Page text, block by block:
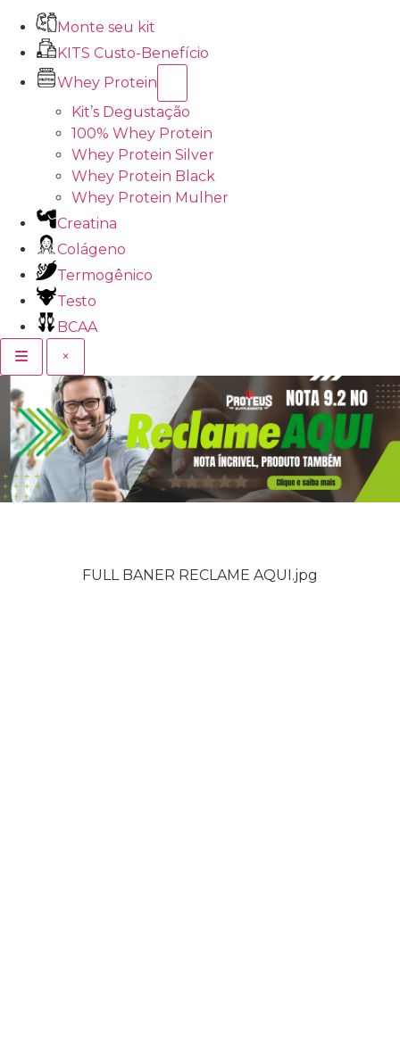
Monte seu kit
KITS Custo-Benefício
Whey Protein
Kit’s Degustação
100% Whey Protein
Whey Protein Silver
Whey Protein Black
Whey Protein Mulher
Creatina
Colágeno
Termogênico
Testo
BCAA
×
FULL BANER RECLAME AQUI.jpg